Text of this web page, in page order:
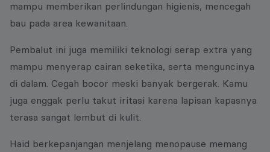
mampu memberikan perlindungan higienis, mencegah
bau pada area kewanitaan.
Pembalut ini juga memiliki teknologi serap extra yang
mampu menyerap cairan seketika, serta menguncinya
di dalam. Cegah bocor meski banyak bergerak. Kamu
juga enggak perlu takut iritasi karena lapisan kapasnya
terasa sangat lembut di kulit.
Haid berkepanjangan menjelang menopause memang